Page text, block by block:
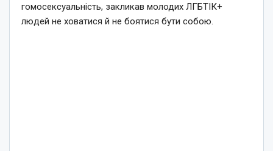
гомосексуальність, закликав молодих ЛГБТІК+
людей не ховатися й не боятися бути собою.